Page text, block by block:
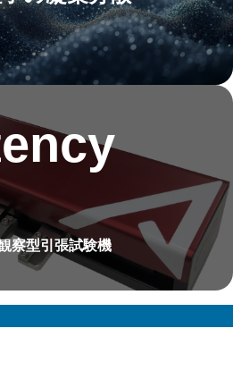
察型引張試験機